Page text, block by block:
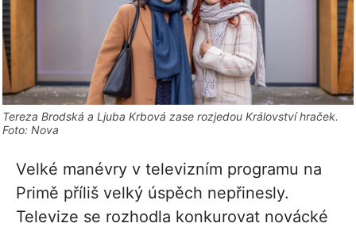
Tereza Brodská a Ljuba Krbová zase rozjedou Království hraček.
Foto: Nova
Velké manévry v televizním programu na
Primě příliš velký úspěch nepřinesly.
Televize se rozhodla konkurovat novácké